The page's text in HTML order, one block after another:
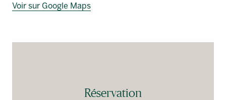
Voir sur Google Maps
Réservation